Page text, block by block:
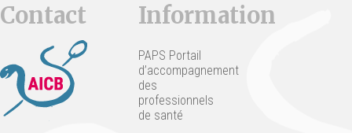
Contact Information
PAPS Portail
d’accompagnement
des
professionnels
de santé